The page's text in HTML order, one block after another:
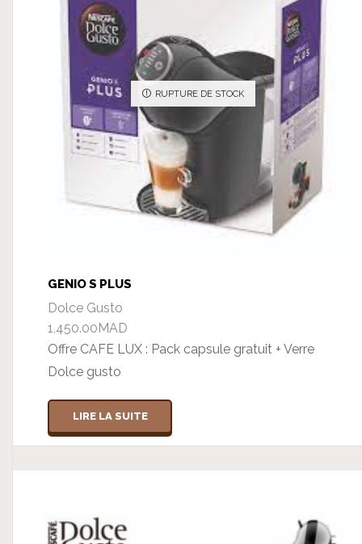
RUPTURE DE STOCK
GENIO S PLUS
Dolce Gusto
1,450.00MAD
Offre CAFE LUX : Pack capsule gratuit + Verre
Dolce gusto
LIRE LA SUITE